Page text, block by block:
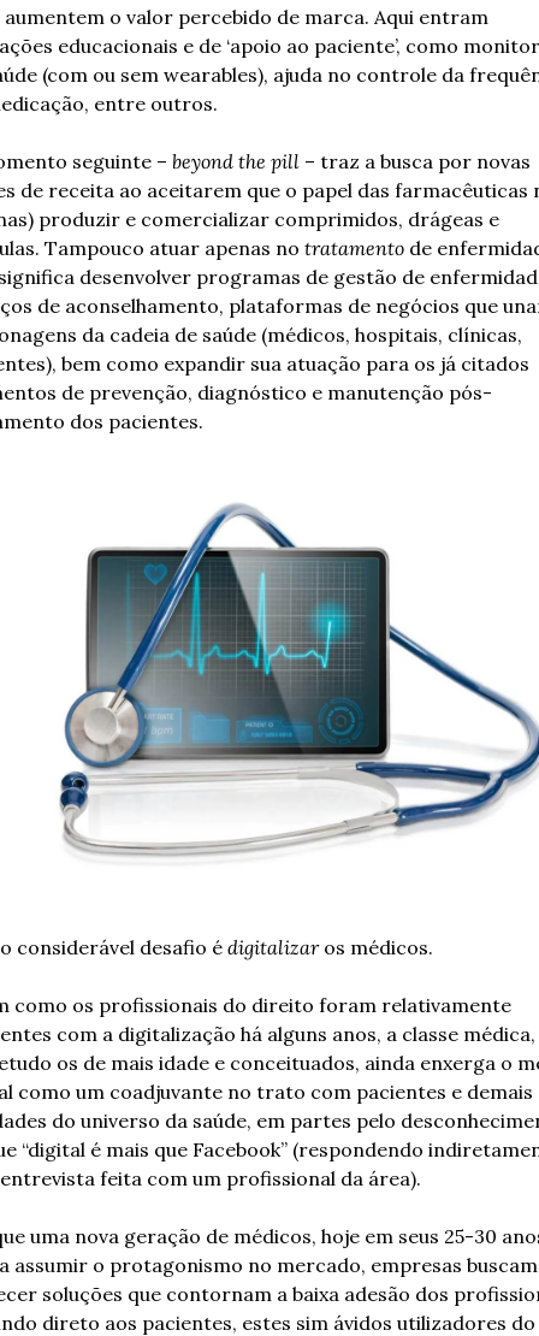
o valor percebido de marca. Aqui entram
educacionais e de ‘apoio ao paciente’, como
(com ou sem wearables), ajuda no controle da
entre outros.
seguinte – beyond the pill – traz a busca por novas
de receita ao aceitarem que o papel das farmacêuticas
produzir e comercializar comprimidos, drágeas e
Tampouco atuar apenas no tratamento de
desenvolver programas de gestão de
de aconselhamento, plataformas de negócios que
da cadeia de saúde (médicos, hospitais, clínicas,
bem como expandir sua atuação para os já citados
de prevenção, diagnóstico e manutenção pós-
dos pacientes.
considerável desafio é digitalizar os médicos.
como os profissionais do direito foram relativamente
com a digitalização há alguns anos, a classe médica,
os de mais idade e conceituados, ainda enxerga o
como um coadjuvante no trato com pacientes e demais
do universo da saúde, em partes pelo
“digital é mais que Facebook” (respondendo
feita com um profissional da área).
uma nova geração de médicos, hoje em seus 25-30
assumir o protagonismo no mercado, empresas buscam
soluções que contornam a baixa adesão dos
direto aos pacientes, estes sim ávidos utilizadores do